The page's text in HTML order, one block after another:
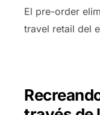
El pre-order
travel retail del